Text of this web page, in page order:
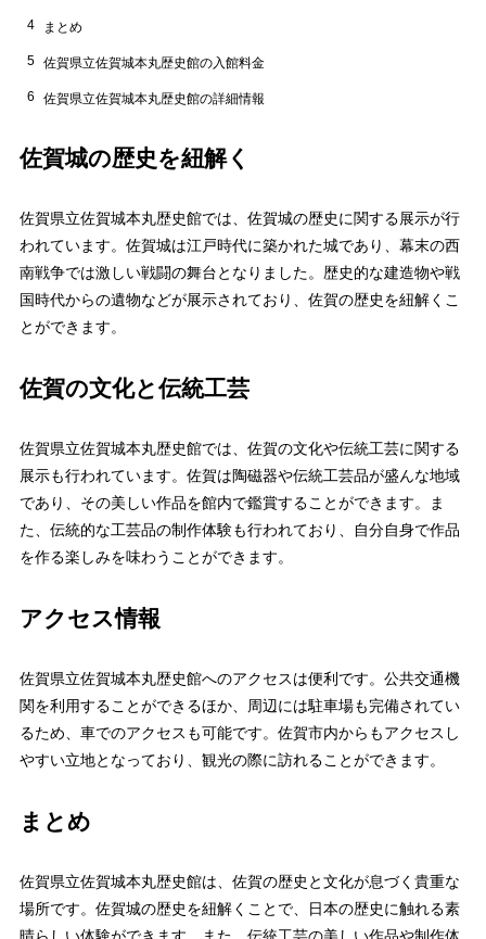
4 まとめ
5 佐賀県立佐賀城本丸歴史館の入館料金
6 佐賀県立佐賀城本丸歴史館の詳細情報
佐賀城の歴史を紐解く
佐賀県立佐賀城本丸歴史館では、佐賀城の歴史に関する展示が行
われています。佐賀城は江戸時代に築かれた城であり、幕末の西
南戦争では激しい戦闘の舞台となりました。歴史的な建造物や戦
国時代からの遺物などが展示されており、佐賀の歴史を紐解くこ
とができます。
佐賀の文化と伝統工芸
佐賀県立佐賀城本丸歴史館では、佐賀の文化や伝統工芸に関する
展示も行われています。佐賀は陶磁器や伝統工芸品が盛んな地域
であり、その美しい作品を館内で鑑賞することができます。ま
た、伝統的な工芸品の制作体験も行われており、自分自身で作品
を作る楽しみを味わうことができます。
アクセス情報
佐賀県立佐賀城本丸歴史館へのアクセスは便利です。公共交通機
関を利用することができるほか、周辺には駐車場も完備されてい
るため、車でのアクセスも可能です。佐賀市内からもアクセスし
やすい立地となっており、観光の際に訪れることができます。
まとめ
佐賀県立佐賀城本丸歴史館は、佐賀の歴史と文化が息づく貴重な
場所です。佐賀城の歴史を紐解くことで、日本の歴史に触れる素
晴らしい体験ができます。また、伝統工芸の美しい作品や制作体